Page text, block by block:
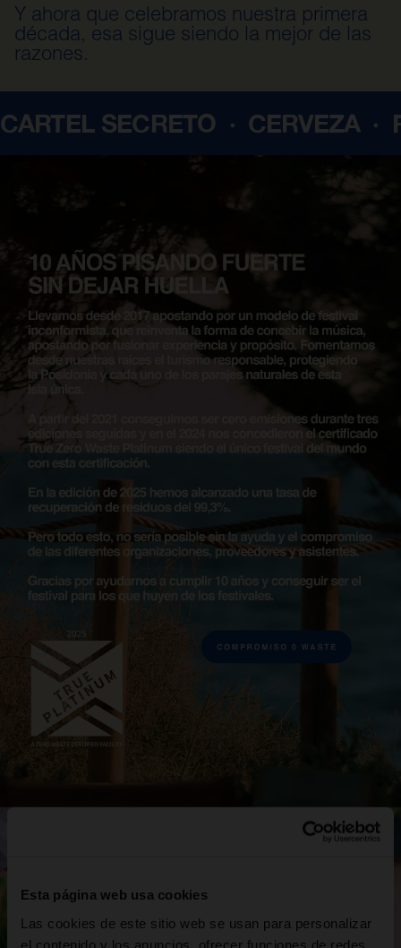
Esta página web usa cookies
Las cookies de este sitio web se usan para personalizar
el contenido y los anuncios, ofrecer funciones de redes
Y ahora que celebramos nuestra primera
década, esa sigue siendo la mejor de las
razones.
· ZERO WASTE ·